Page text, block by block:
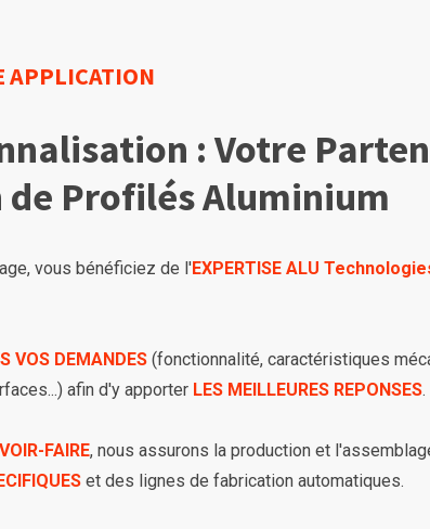
APPLICATION
: Votre
Profilés Aluminium
vous bénéficiez de l'EXPERTISE ALU
VOS DEMANDES (fonctionnalité, caractéristiques
afin d'y apporter LES MEILLEURES REPONSES.
FAIRE, nous assurons la production et
et des lignes de fabrication automatiques.